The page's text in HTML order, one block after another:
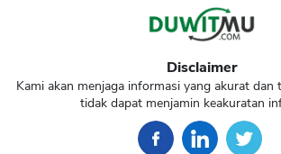
Disclaimer
Kami akan menjaga informasi yang akurat dan
tidak dapat menjamin keakuratan